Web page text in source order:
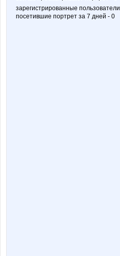
зарегистрированные пользователи
посетившие портрет за 7 дней - 0